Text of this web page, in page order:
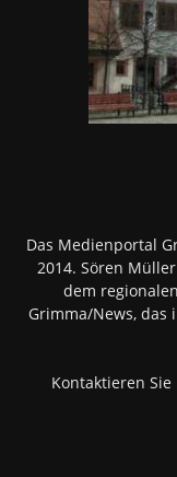
Das Medienportal
2014. Sören
dem
Grimma/News, das
Kontaktieren Sie